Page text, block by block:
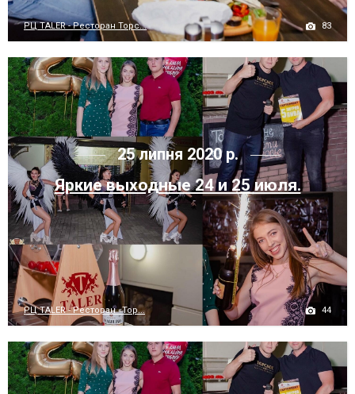
РЦ TALER - Ресторан Торс... 83
25 липня 2020 р.
Яркие выходные 24 и 25 июля.
РЦ TALER - Ресторан «Тор... 44